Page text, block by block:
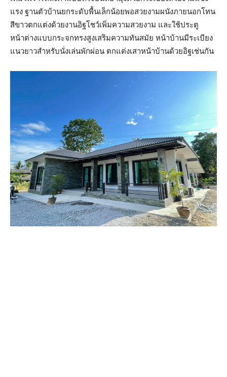
แรง ฐานตัวบ้านยกระดับพื้นเล็กน้อยพอสวยงามผนังภายนอกโทน
สีขาวตกแต่งด้วยงานอิฐโชว์เพิ่มความสวยงาม และใช้ประตู
หน้าต่างแบบกระจกทรงสูงเสริมความทันสมัย หน้าบ้านมีระเบียง
แนวยาวสำหรับนั่งเล่นพักผ่อน ตกแต่งเสาหน้าบ้านด้วยอิฐเช่นกัน